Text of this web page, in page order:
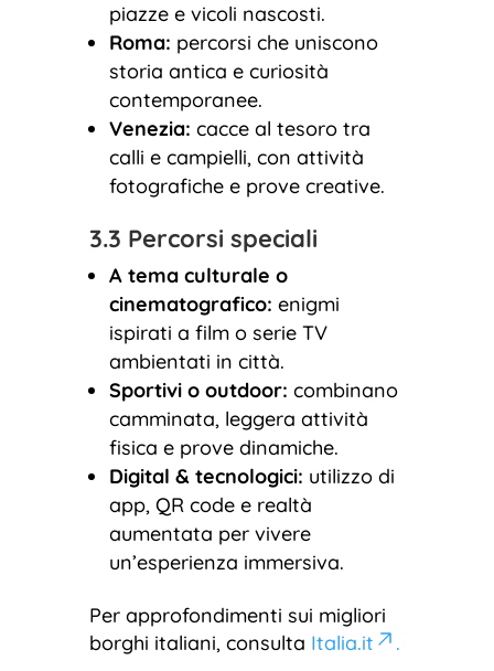
piazze e vicoli nascosti.
Roma: percorsi che uniscono
storia antica e curiosità
contemporanee.
Venezia: cacce al tesoro tra
calli e campielli, con attività
fotografiche e prove creative.
3.3 Percorsi speciali
A tema culturale o
cinematografico: enigmi
ispirati a film o serie TV
ambientati in città.
Sportivi o outdoor: combinano
camminata, leggera attività
fisica e prove dinamiche.
Digital & tecnologici: utilizzo di
app, QR code e realtà
aumentata per vivere
un’esperienza immersiva.
Per approfondimenti sui migliori
borghi italiani, consulta Italia.it .